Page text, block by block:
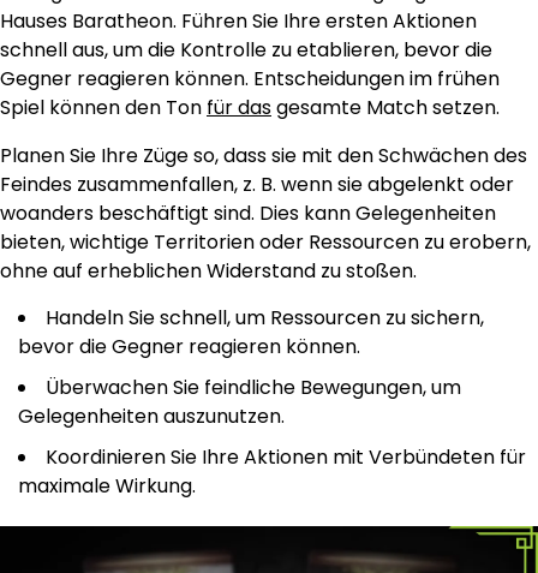
Hauses Baratheon. Führen Sie Ihre ersten Aktionen
schnell aus, um die Kontrolle zu etablieren, bevor die
Gegner reagieren können. Entscheidungen im frühen
Spiel können den Ton für dasgesamte Match setzen.
Planen Sie Ihre Züge so, dass sie mit den Schwächen des
Feindes zusammenfallen, z. B. wenn sie abgelenkt oder
woanders beschäftigt sind. Dies kann Gelegenheiten
bieten, wichtige Territorien oder Ressourcen zu erobern,
ohne auf erheblichen Widerstand zu stoßen.
Handeln Sie schnell, um Ressourcen zu sichern,
bevor die Gegner reagieren können.
Überwachen Sie feindliche Bewegungen, um
Gelegenheiten auszunutzen.
Koordinieren Sie Ihre Aktionen mit Verbündeten für
maximale Wirkung.